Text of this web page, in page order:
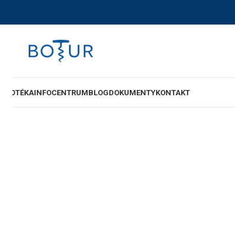
VINOTÉKAINFOCENTRUMBLOGDOKUMENTYKONTAKT